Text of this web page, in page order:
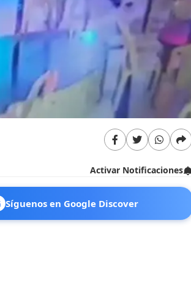
Activar Notificaciones
Síguenos en Google Discover